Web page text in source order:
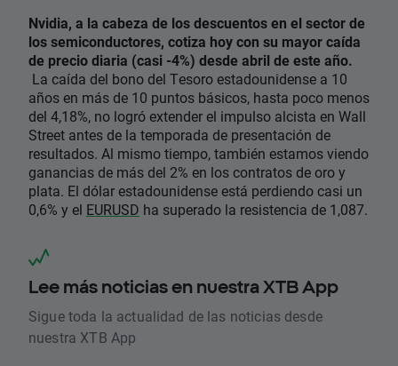
Nvidia, a la cabeza de los descuentos en el sector de
los semiconductores, cotiza hoy con su mayor caída
de precio diaria (casi -4%) desde abril de este año.
La caída del bono del Tesoro estadounidense a 10
años en más de 10 puntos básicos, hasta poco menos
del 4,18%, no logró extender el impulso alcista en Wall
Street antes de la temporada de presentación de
resultados. Al mismo tiempo, también estamos viendo
ganancias de más del 2% en los contratos de oro y
plata. El dólar estadounidense está perdiendo casi un
0,6% y el EURUSD ha superado la resistencia de 1,087.
Lee más noticias en nuestra XTB App
Sigue toda la actualidad de las noticias desde
nuestra XTB App